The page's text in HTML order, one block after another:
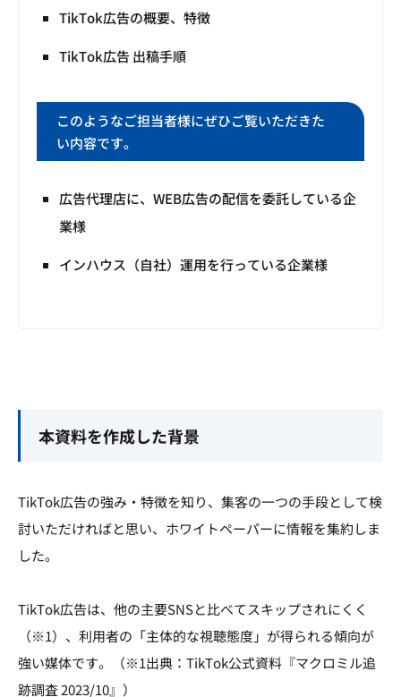
TikTok広告の概要、特徴
TikTok広告 出稿手順
このようなご担当者様にぜひご覧いただきた
い内容です。
広告代理店に、WEB広告の配信を委託している企
業様
インハウス（自社）運用を行っている企業様
本資料を作成した背景
TikTok広告の強み・特徴を知り、集客の一つの手段として検
討いただければと思い、ホワイトペーパーに情報を集約しま
した。
TikTok広告は、他の主要SNSと比べてスキップされにくく
（※1）、利用者の「主体的な視聴態度」が得られる傾向が
強い媒体です。（※1出典：TikTok公式資料『マクロミル追
跡調査 2023/10』）